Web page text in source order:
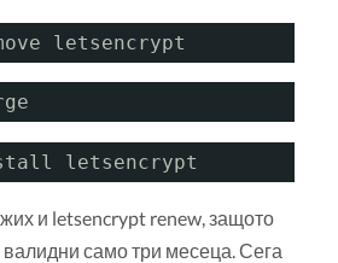
letsencrypt
letsencrypt
и letsencrypt renew, защото
само три месеца. Сега